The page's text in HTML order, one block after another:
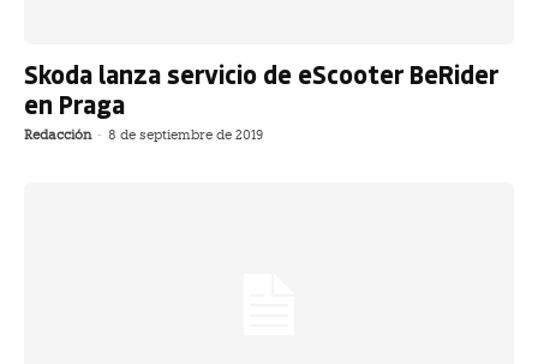
Skoda lanza servicio de eScooter BeRider
en Praga
Redacción - 8 de septiembre de 2019